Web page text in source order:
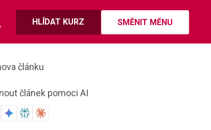
HLÍDAT KURZ SMĚNIT MĚNU
článku
článek pomoci AI